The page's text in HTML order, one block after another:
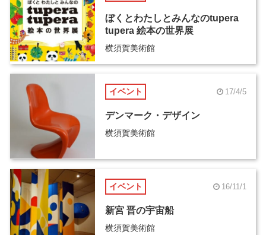
ぼくとわたしとみんなのtupera
tupera 絵本の世界展
横須賀美術館
イベント 17/4/5
デンマーク・デザイン
横須賀美術館
イベント 16/11/1
新宮 晋の宇宙船
横須賀美術館